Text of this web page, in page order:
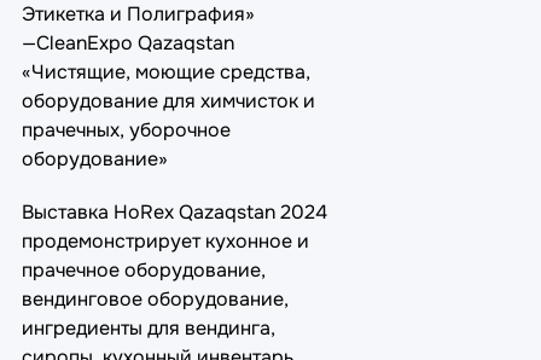
Этикетка и Полиграфия»
—CleanExpo Qazaqstan
«Чистящие, моющие средства,
оборудование для химчисток и
прачечных, уборочное
оборудование»
Выставка HoRex Qazaqstan 2024
продемонстрирует кухонное и
прачечное оборудование,
вендинговое оборудование,
ингредиенты для вендинга,